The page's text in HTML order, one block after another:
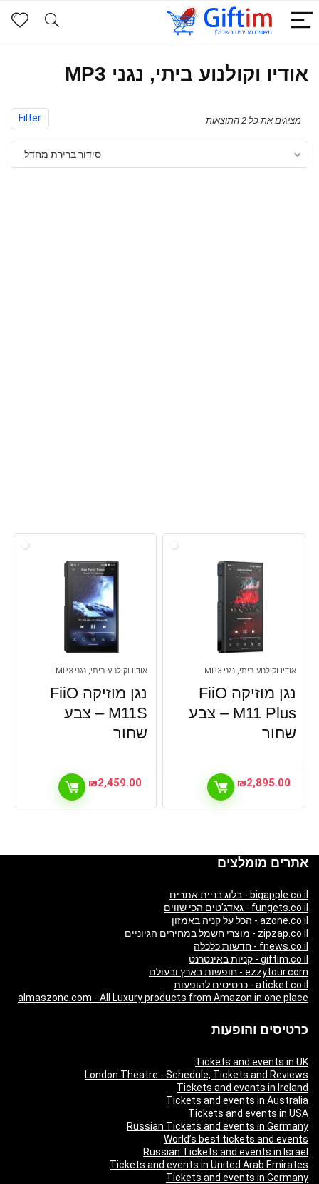
אודיו וקולנוע ביתי, נגני MP3
Filter מציגים את כל ⁦2⁩ התוצאות
סידור ברירת מחדל
אודיו וקולנוע ביתי, נגני MP3
נגן מוזיקה FiiO
M11 Plus – צבע
שחור
₪2,895.00
אודיו וקולנוע ביתי, נגני MP3
נגן מוזיקה FiiO
M11S – צבע
שחור
₪2,459.00
אתרים מומלצים
bigapple.co.il - בלוג בניית אתרים
fungets.co.il - גאדג'טים הכי שווים
azone.co.il - הכל על קניה באמזון
zipzap.co.il - מוצרי חשמל במחירים הגיוניים
fnews.co.il - חדשות כלכלה
giftim.co.il - קניות באינטרנט
ezzytour.com - חופשות בארץ ובעולם
aticket.co.il - כרטיסים להופעות
almaszone.com - All Luxury products from Amazon in one place
כרטיסים והופעות
Tickets and events in UK
London Theatre - Schedule, Tickets and Reviews
Tickets and events in Ireland
Tickets and events in Australia
Tickets and events in USA
Russian Tickets and events in Germany
World’s best tickets and events
Russian Tickets and events in Israel
Tickets and events in United Arab Emirates
Tickets and events in Germany